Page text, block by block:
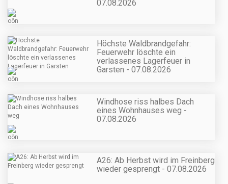
07.08.2026
Höchste Waldbrandgefahr:
Feuerwehr löschte ein
verlassenes Lagerfeuer in
Garsten - 07.08.2026
Windhose riss halbes Dach
eines Wohnhauses weg -
07.08.2026
A26: Ab Herbst wird im Freinberg
wieder gesprengt - 07.08.2026